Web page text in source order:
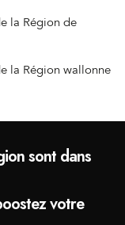
Sint-Joris-Weert
Leefdaal
Lot
Kapelle-op-den-
la Région de
la Région wallonne
sont dans
votre